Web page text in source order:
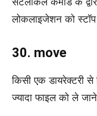
लोकलाइजेशन को
30. move
किसी एक डायरेक्टरी
ज्यादा फाइल को ले